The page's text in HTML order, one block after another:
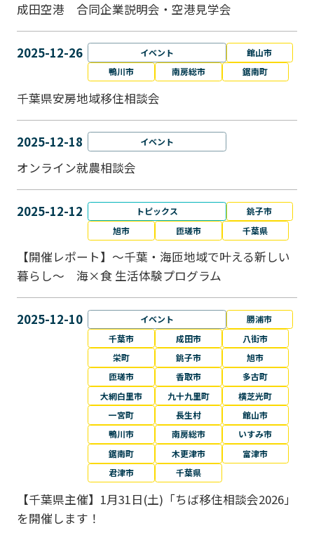
成田空港 合同企業説明会・空港見学会
2025-12-26 イベント
館山市
鴨川市
南房総市 鋸南町
千葉県安房地域移住相談会
2025-12-18 イベント
オンライン就農相談会
2025-12-12 トピックス
銚子市
旭市
匝瑳市 千葉県
【開催レポート】～千葉・海匝地域で叶える新しい
暮らし～ 海×食 生活体験プログラム
2025-12-10 イベント
勝浦市
千葉市
成田市
八街市
栄町
銚子市
旭市
匝瑳市
香取市
多古町
大網白里市
九十九里町
横芝光町
一宮町
長生村
館山市
鴨川市
南房総市
いすみ市
鋸南町
木更津市
富津市
君津市
千葉県
【千葉県主催】1月31日(土)「ちば移住相談会2026」
を開催します！